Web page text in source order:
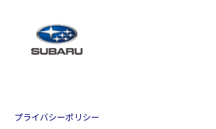
プライバシーポリシー